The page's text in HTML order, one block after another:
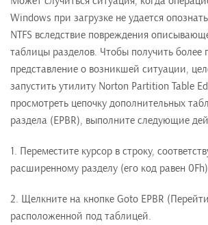
Windows при загрузке не удается
NTFS вследствие повреждения
таблицы разделов. Чтобы получить более
представление о возникшей ситуации,
запустить утилиту Norton Partition Table
просмотреть цепочку дополнительных
раздела (EPBR), выполните следующие
1. Переместите курсор в строку,
расширенному разделу (его код равен
2. Щелкните на кнопке Goto EPBR
расположенной под таблицей.